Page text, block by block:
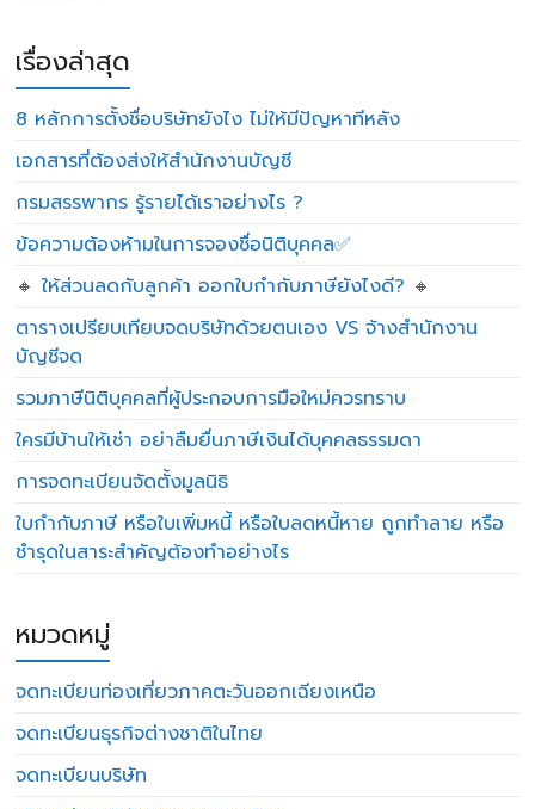
เรื่องล่าสุด
8 หลักการตั้งชื่อบริษัทยังไง ไม่ให้มีปัญหาทีหลัง
เอกสารที่ต้องส่งให้สำนักงานบัญชี
กรมสรรพากร รู้รายได้เราอย่างไร ?
ข้อความต้องห้ามในการจองชื่อนิติบุคคล✅
🔸 ให้ส่วนลดกับลูกค้า ออกใบกำกับภาษียังไงดี? 🔸
ตารางเปรียบเทียบจดบริษัทด้วยตนเอง VS จ้างสำนักงาน
บัญชีจด
รวมภาษีนิติบุคคลที่ผู้ประกอบการมือใหม่ควรทราบ
ใครมีบ้านให้เช่า อย่าลืมยื่นภาษีเงินได้บุคคลธรรมดา
การจดทะเบียนจัดตั้งมูลนิธิ
ใบกำกับภาษี หรือใบเพิ่มหนี้ หรือใบลดหนี้หาย ถูกทำลาย หรือ
ชำรุดในสาระสำคัญต้องทำอย่างไร
หมวดหมู่
จดทะเบียนท่องเที่ยวภาคตะวันออกเฉียงเหนือ
จดทะเบียนธุรกิจต่างชาติในไทย
จดทะเบียนบริษัท